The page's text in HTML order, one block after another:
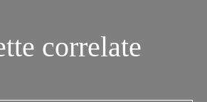
correlate